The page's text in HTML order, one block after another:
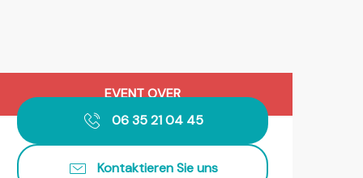
&
EVENT OVER
06 35 21 04 45
Kontaktieren Sie uns